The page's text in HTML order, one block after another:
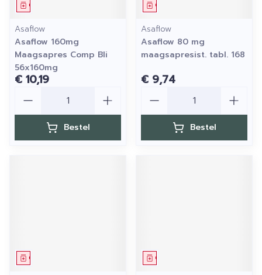
Geneesmiddel
Asaflow
Asaflow 160mg
Maagsapres Comp Bli
56x160mg
€ 10,19
Bestel
Geneesmiddel
Asaflow
Asaflow 80 mg
maagsapresist. tabl. 168
€ 9,74
Bestel
Geneesmiddel Geneesmiddel